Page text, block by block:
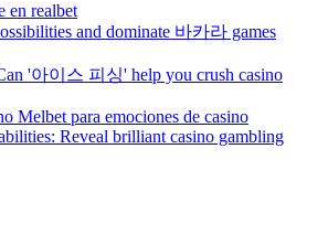
en realbet
and dominate 바카라 games
'아이스 피싱' help you crush casino
Melbet para emociones de casino
Reveal brilliant casino gambling